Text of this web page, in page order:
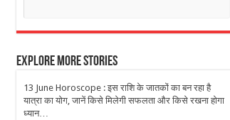
Explore More Stories
13 June Horoscope : इस राशि के जातकों का बन रहा है
यात्रा का योग, जानें किसे मिलेगी सफलता और किसे रखना होगा
ध्यान…